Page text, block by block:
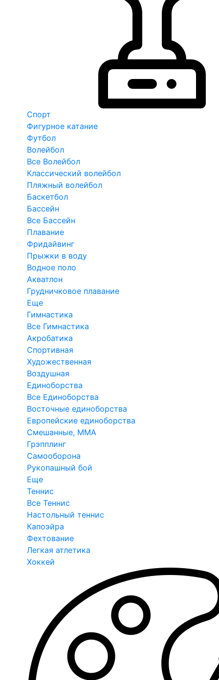
Спорт
Фигурное катание
Футбол
Волейбол
Все Волейбол
Классический волейбол
Пляжный волейбол
Баскетбол
Бассейн
Все Бассейн
Плавание
Фридайвинг
Прыжки в воду
Водное поло
Акватлон
Грудничковое плавание
Еще
Гимнастика
Все Гимнастика
Акробатика
Спортивная
Художественная
Воздушная
Единоборства
Все Единоборства
Восточные единоборства
Европейские единоборства
Смешанные, ММА
Грэпплинг
Самооборона
Рукопашный бой
Еще
Теннис
Все Теннис
Настольный теннис
Капоэйра
Фехтование
Легкая атлетика
Хоккей